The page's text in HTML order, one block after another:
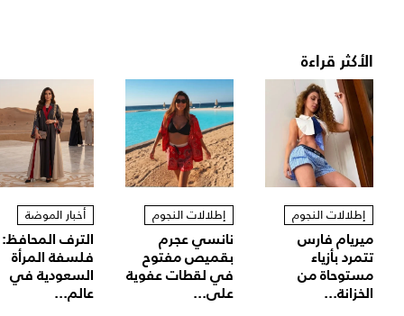
الأكثر قراءة
إطلالات النجوم
ميريام فارس
تتمرد بأزياء
مستوحاة من
الخزانة...
إطلالات النجوم
نانسي عجرم
بقميص مفتوح
في لقطات عفوية
على...
أخبار الموضة
الترف المحافظ:
فلسفة المرأة
السعودية في
عالم...